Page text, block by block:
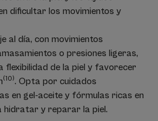
dificultar los movimientos y
al día, con movimientos
o presiones ligeras,
de la piel y favorecer
(10). Opta por cuidados
en gel-aceite y fórmulas ricas en
y reparar la piel.